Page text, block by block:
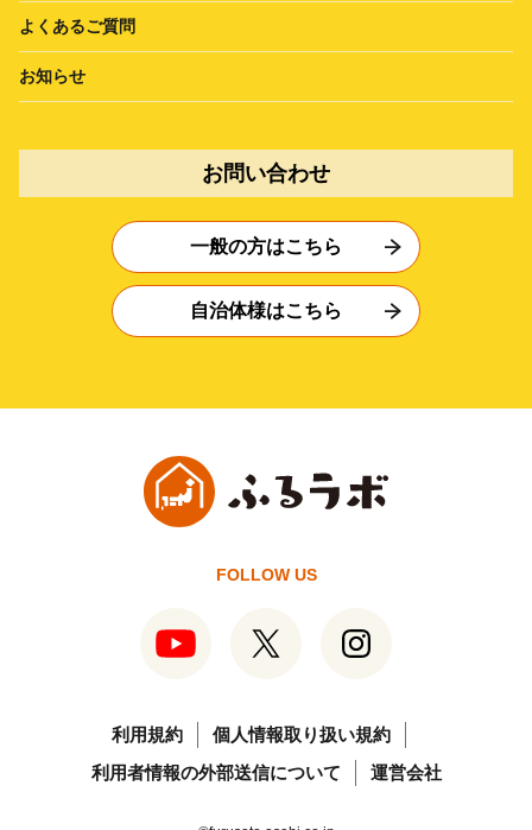
よくあるご質問
お知らせ
お問い合わせ
一般の方はこちら
自治体様はこちら
FOLLOW US
利用規約
個人情報取り扱い規約
利用者情報の外部送信について
運営会社